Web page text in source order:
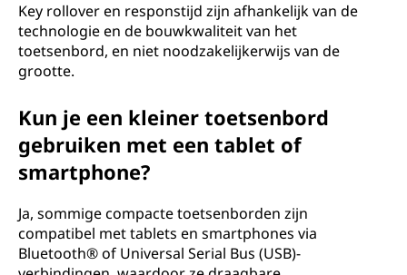
Key rollover en responstijd zijn afhankelijk van de
technologie en de bouwkwaliteit van het
toetsenbord, en niet noodzakelijkerwijs van de
grootte.
Kun je een kleiner toetsenbord
gebruiken met een tablet of
smartphone?
Ja, sommige compacte toetsenborden zijn
compatibel met tablets en smartphones via
Bluetooth® of Universal Serial Bus (USB)-